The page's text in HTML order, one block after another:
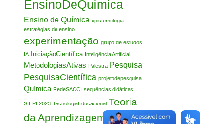
EnsinoDeQuímica
Ensino de Química epistemologia
estratégias de ensino
experimentação grupo de estudos
IA IniciaçãoCientífica Inteligência Artificial
MetodologiasAtivas Palestra Pesquisa
PesquisaCientífica projetodepesquisa
Química RedeSACCI sequências didáticas
SIEPE2023 TecnologiaEducacional Teoria
da Aprendizagem